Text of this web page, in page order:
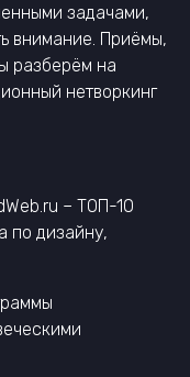
задачами,
внимание. Приёмы,
разберём на
нетворкинг
– ТОП-10
по дизайну,